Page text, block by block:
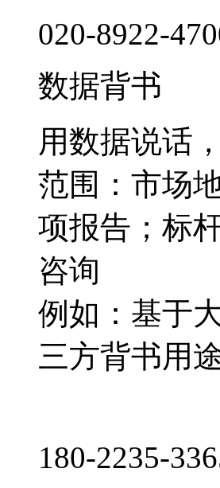
020-8922-
数据背书
用数据说话
范围：市场
项报告；标
咨询
例如：基于
三方背书用
180-2235-